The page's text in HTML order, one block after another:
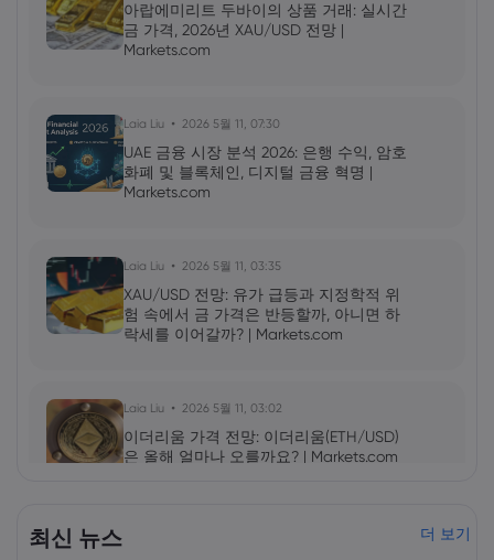
아랍에미리트 두바이의 상품 거래: 실시간
금 가격, 2026년 XAU/USD 전망 |
Markets.com
Laia Liu 2026 5월 11, 07:30
UAE 금융 시장 분석 2026: 은행 수익, 암호
화폐 및 블록체인, 디지털 금융 혁명 |
Markets.com
Laia Liu 2026 5월 11, 03:35
XAU/USD 전망: 유가 급등과 지정학적 위
험 속에서 금 가격은 반등할까, 아니면 하
락세를 이어갈까? | Markets.com
Laia Liu 2026 5월 11, 03:02
이더리움 가격 전망: 이더리움(ETH/USD)
은 올해 얼마나 오를까요? | Markets.com
최신 뉴스 더 보기